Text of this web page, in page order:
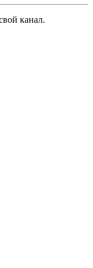
канал.